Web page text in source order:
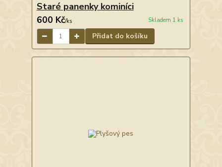
Staré panenky kominíci
600 Kč/ks Skladem 1 ks
Přidat do košíku